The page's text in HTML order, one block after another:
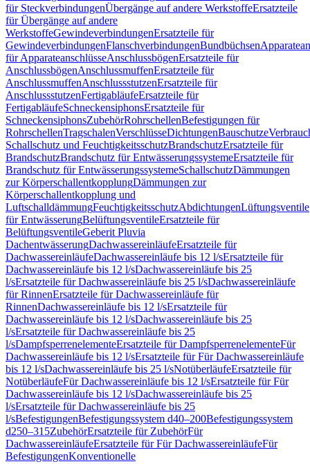
für SteckverbindungenÜbergänge auf andere WerkstoffeErsatzteile
für Übergänge auf andere
WerkstoffeGewindeverbindungenErsatzteile für
GewindeverbindungenFlanschverbindungenBundbüchsen
für ApparateanschlüsseAnschlussbögenErsatzteile für
AnschlussbögenAnschlussmuffenErsatzteile für
AnschlussmuffenAnschlussstutzenErsatzteile für
AnschlussstutzenFertigabläufeErsatzteile für
FertigabläufeSchneckensiphonsErsatzteile für
SchneckensiphonsZubehörRohrschellenBefestigungen für
RohrschellenTragschalenVerschlüsseDichtungenBauschutze
Schallschutz und FeuchtigkeitsschutzBrandschutzErsatzteile für
BrandschutzBrandschutz für EntwässerungssystemeErsatzteile für
Brandschutz für EntwässerungssystemeSchallschutzDämmungen
zur KörperschallentkopplungDämmungen zur
Körperschallentkopplung und
LuftschalldämmungFeuchtigkeitsschutzAbdichtungenLüftungsventile
für EntwässerungBelüftungsventileErsatzteile für
BelüftungsventileGeberit Pluvia
DachentwässerungDachwassereinläufeErsatzteile für
DachwassereinläufeDachwassereinläufe bis 12 l/sErsatzteile für
Dachwassereinläufe bis 12 l/sDachwassereinläufe bis 25
l/sErsatzteile für Dachwassereinläufe bis 25 l/sDachwassereinläufe
für RinnenErsatzteile für Dachwassereinläufe für
RinnenDachwassereinläufe bis 12 l/sErsatzteile für
Dachwassereinläufe bis 12 l/sDachwassereinläufe bis 25
l/sErsatzteile für Dachwassereinläufe bis 25
l/sDampfsperrenelementeErsatzteile für DampfsperrenelementeFür
Dachwassereinläufe bis 12 l/sErsatzteile für Für Dachwassereinläufe
bis 12 l/sDachwassereinläufe bis 25 l/sNotüberläufeErsatzteile für
NotüberläufeFür Dachwassereinläufe bis 12 l/sErsatzteile für Für
Dachwassereinläufe bis 12 l/sDachwassereinläufe bis 25
l/sErsatzteile für Dachwassereinläufe bis 25
l/sBefestigungenBefestigungssystem d40–200Befestigungssystem
d250–315ZubehörErsatzteile für ZubehörFür
DachwassereinläufeErsatzteile für Für DachwassereinläufeFür
BefestigungenKonventionelle